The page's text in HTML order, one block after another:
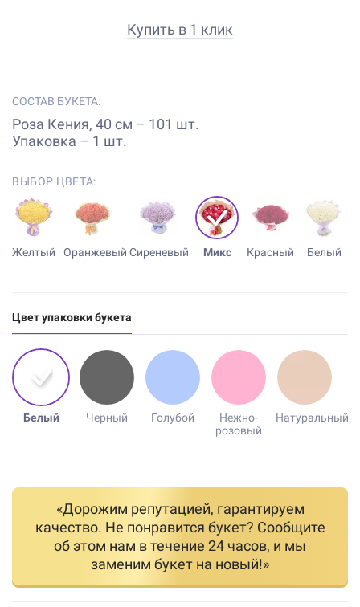
Купить в 1 клик
СОСТАВ БУКЕТА:
Роза Кения, 40 см – 101 шт.
Упаковка – 1 шт.
ВЫБОР ЦВЕТА:
Желтый Оранжевый Сиреневый Микс Красный Белый
Цвет упаковки букета
Белый Черный Голубой
Нежно-
розовый
Натуральный
«Дорожим репутацией, гарантируем
качество. Не понравится букет? Сообщите
об этом нам в течение 24 часов, и мы
заменим букет на новый!»